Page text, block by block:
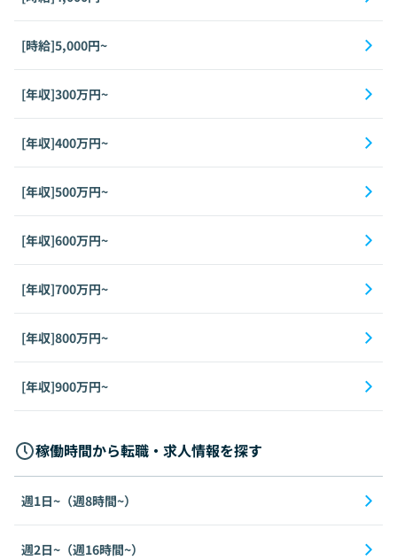
[時給]5,000円~
[年収]300万円~
[年収]400万円~
[年収]500万円~
[年収]600万円~
[年収]700万円~
[年収]800万円~
[年収]900万円~
稼働時間から転職・求人情報を探す
週1日~（週8時間~）
週2日~（週16時間~）